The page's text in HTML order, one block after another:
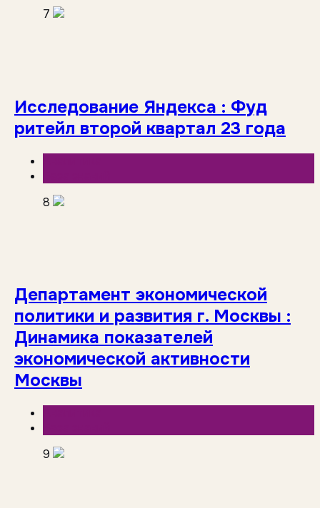
7
Исследование Яндекса : Фуд
ритейл второй квартал 23 года
8
Департамент экономической
политики и развития г. Москвы :
Динамика показателей
экономической активности
Москвы
9